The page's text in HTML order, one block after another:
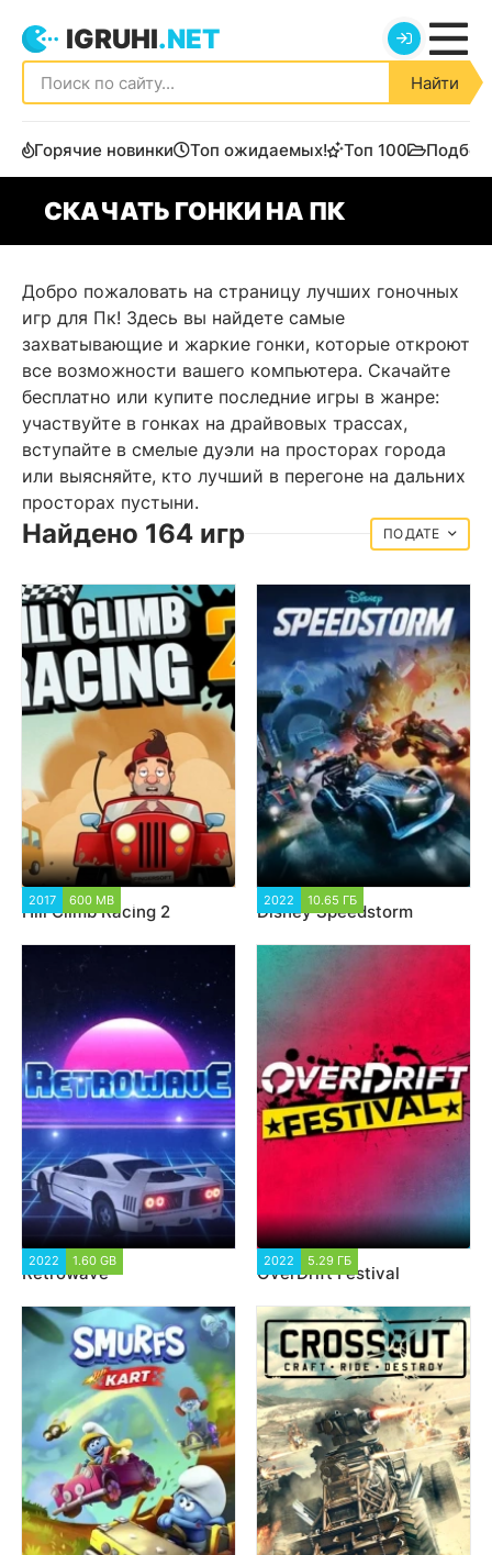
IGRUHI.NET
Найти
Горячие новинки Топ ожидаемых! Топ 100
СКАЧАТЬ ГОНКИ НА ПК
Добро пожаловать на страницу лучших гоночных
игр для Пк! Здесь вы найдете самые
захватывающие и жаркие гонки, которые откроют
все возможности вашего компьютера. Скачайте
бесплатно или купите последние игры в жанре:
участвуйте в гонках на драйвовых трассах,
вступайте в смелые дуэли на просторах города
или выясняйте, кто лучший в перегоне на дальних
просторах пустыни.
Найдено 164 игр ДАТЕ
2017 600 MB
Hill Climb Racing 2
2022 10.65 ГБ
Disney Speedstorm
2022 1.60 GB
Retrowave
2022 5.29 ГБ
OverDrift Festival